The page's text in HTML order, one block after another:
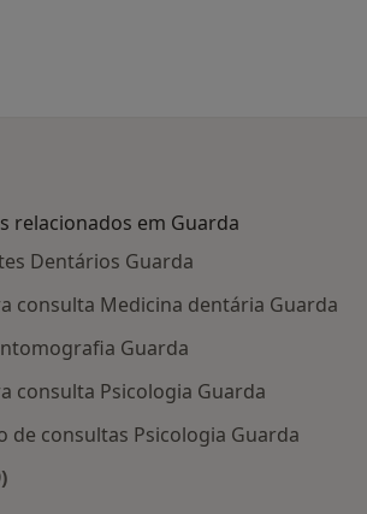
relacionados em Guarda
Dentários Guarda
consulta Medicina dentária Guarda
Guarda
consulta Psicologia Guarda
de consultas Psicologia Guarda